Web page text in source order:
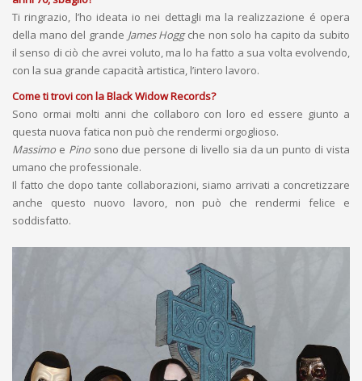
Ti ringrazio, l’ho ideata io nei dettagli ma la realizzazione é opera
della mano del grande James Hoggche non solo ha capito da subito
il senso di ciò che avrei voluto, ma lo ha fatto a sua volta evolvendo,
con la sua grande capacità artistica, l’intero lavoro.
Come ti trovi con laBlack Widow Records?
Sono ormai molti anni che collaboro con loro ed essere giunto a
questa nuova fatica non può che rendermi orgoglioso.
Massimo e Pinosono due persone di livello sia da un punto di vista
umano che professionale.
Il fatto che dopo tante collaborazioni, siamo arrivati a concretizzare
anche questo nuovo lavoro, non può che rendermi felice e
soddisfatto.